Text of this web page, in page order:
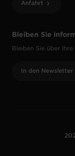
Bleiben Sie
Bleiben Sie über
In den
Anfahrt